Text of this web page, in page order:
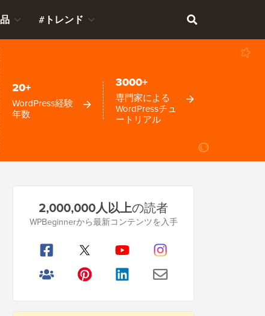
#トレンド
20+
WordPress経験
年数
3000+
専門家による
WordPressチュ
ートリアル
サ
2,000,000人以上の読者
WPBeginnerから最新コンテンツを入手